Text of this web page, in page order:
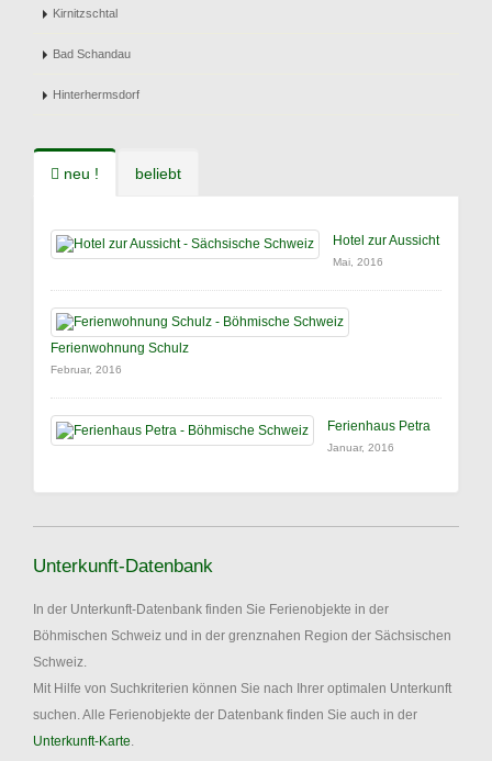
Kirnitzschtal
Bad Schandau
Hinterhermsdorf
neu ! beliebt
Hotel zur Aussicht
Mai, 2016
Ferienwohnung Schulz
Februar, 2016
Ferienhaus Petra
Januar, 2016
Unterkunft-Datenbank
In der Unterkunft-Datenbank finden Sie Ferienobjekte in der
Böhmischen Schweiz und in der grenznahen Region der Sächsischen
Schweiz.
Mit Hilfe von Suchkriterien können Sie nach Ihrer optimalen Unterkunft
suchen. Alle Ferienobjekte der Datenbank finden Sie auch in der
Unterkunft-Karte.